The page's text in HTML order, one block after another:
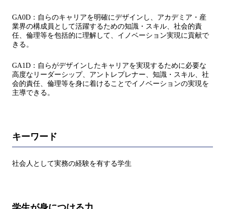
GA0D：自らのキャリアを明確にデザインし、アカデミア・産
業界の構成員として活躍するための知識・スキル、社会的責
任、倫理等を包括的に理解して、イノベーション実現に貢献で
きる。
GA1D：自らがデザインしたキャリアを実現するために必要な
高度なリーダーシップ、アントレプレナー、知識・スキル、社
会的責任、倫理等を身に着けることでイノベーションの実現を
主導できる。
キーワード
社会人として実務の経験を有する学生